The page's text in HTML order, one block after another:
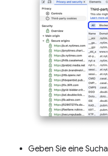
Geben Sie eine